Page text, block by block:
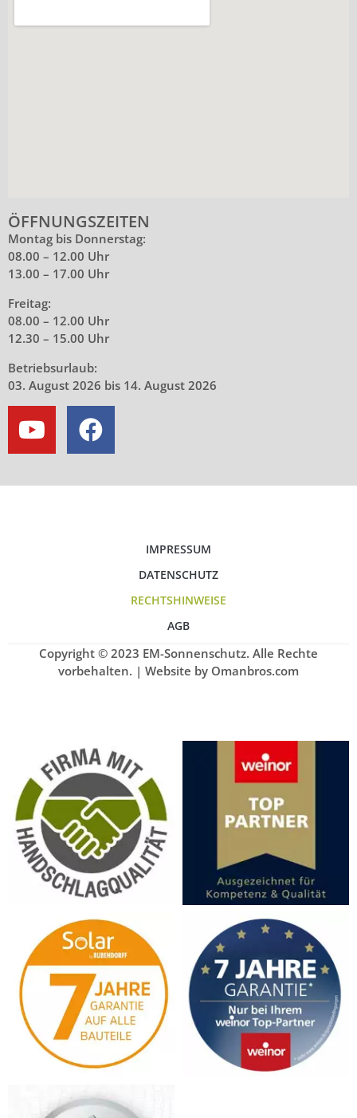
ÖFFNUNGSZEITEN
Montag bis Donnerstag:
08.00 – 12.00 Uhr
13.00 – 17.00 Uhr
Freitag:
08.00 – 12.00 Uhr
12.30 – 15.00 Uhr
Betriebsurlaub:
03. August 2026 bis 14. August 2026
IMPRESSUM
DATENSCHUTZ
RECHTSHINWEISE
AGB
Copyright © 2023 EM-Sonnenschutz. Alle Rechte
vorbehalten. | Website by Omanbros.com